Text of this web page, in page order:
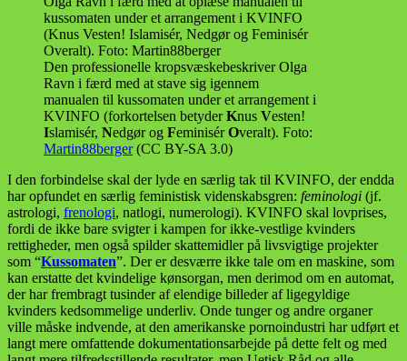
Den professionelle kropsvæskebeskriver Olga
Ravn i færd med at stave sig igennem
manualen til kussomaten under et arrangement i
KVINFO (forkortelsen betyderKnus Vesten!
Islamisér, Nedgør og FeminisérOveralt). Foto:
Martin88berger(CC BY-SA 3.0)
I den forbindelse skal der lyde en særlig tak til KVINFO, der endda
har opfundet en særlig feministisk videnskabsgren: feminologi (jf.
astrologi, frenologi, natlogi, numerologi). KVINFO skal lovprises,
fordi de ikke bare svigter i kampen for ikke-vestlige kvinders
rettigheder, men også spilder skattemidler på livsvigtige projekter
som “Kussomaten”. Der er desværre ikke tale om en maskine, som
kan erstatte det kvindelige kønsorgan, men derimod om en automat,
der har frembragt tusinder af elendige billeder af ligegyldige
kvinders kedsommelige underliv. Onde tunger og andre organer
ville måske indvende, at den amerikanske pornoindustri har udført et
langt mere omfattende dokumentationsarbejde på dette felt og med